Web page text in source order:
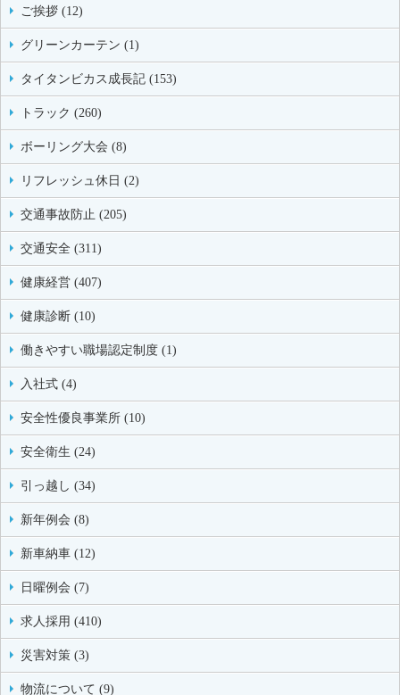
ご挨拶 (12)
グリーンカーテン (1)
タイタンビカス成長記 (153)
トラック (260)
ボーリング大会 (8)
リフレッシュ休日 (2)
交通事故防止 (205)
交通安全 (311)
健康経営 (407)
健康診断 (10)
働きやすい職場認定制度 (1)
入社式 (4)
安全性優良事業所 (10)
安全衛生 (24)
引っ越し (34)
新年例会 (8)
新車納車 (12)
日曜例会 (7)
求人採用 (410)
災害対策 (3)
物流について (9)